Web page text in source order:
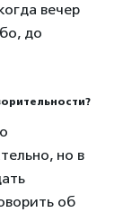
вечер
до
но в
об